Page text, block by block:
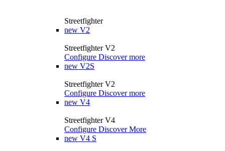
Streetfighter
new V2
Streetfighter V2
Configure Discover more
new V2S
Streetfighter V2
Configure Discover more
new V4
Streetfighter V4
Configure Discover More
new V4 S